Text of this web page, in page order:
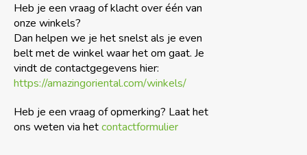
Heb je een vraag of klacht over één van
onze winkels?
Dan helpen we je het snelst als je even
belt met de winkel waar het om gaat. Je
vindt de contactgegevens hier:
https://amazingoriental.com/winkels/
Heb je een vraag of opmerking? Laat het
ons weten via hetcontactformulier